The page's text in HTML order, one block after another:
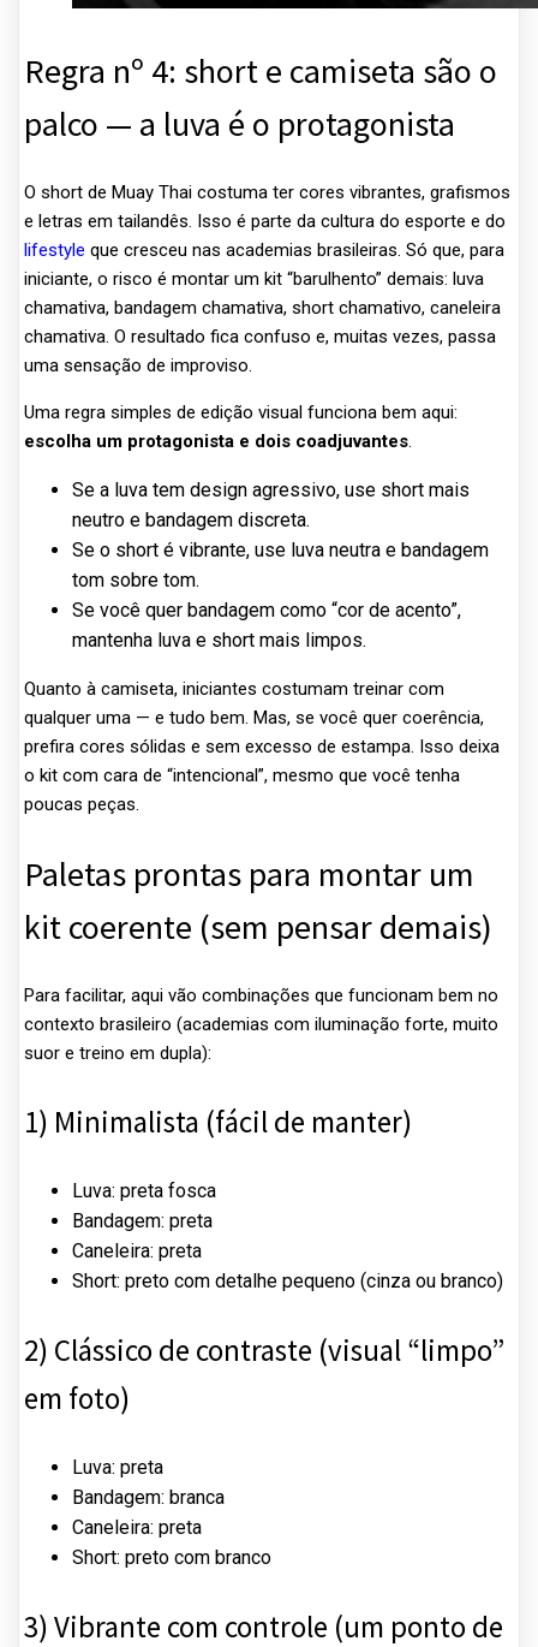
Regra nº 4: short e camiseta são o
palco — a luva é o protagonista
O short de Muay Thai costuma ter cores vibrantes, grafismos
e letras em tailandês. Isso é parte da cultura do esporte e do
lifestyle que cresceu nas academias brasileiras. Só que, para
iniciante, o risco é montar um kit “barulhento” demais: luva
chamativa, bandagem chamativa, short chamativo, caneleira
chamativa. O resultado fica confuso e, muitas vezes, passa
uma sensação de improviso.
Uma regra simples de edição visual funciona bem aqui:
escolha um protagonista e dois coadjuvantes.
Se a luva tem design agressivo, use short mais
neutro e bandagem discreta.
Se o short é vibrante, use luva neutra e bandagem
tom sobre tom.
Se você quer bandagem como “cor de acento”,
mantenha luva e short mais limpos.
Quanto à camiseta, iniciantes costumam treinar com
qualquer uma — e tudo bem. Mas, se você quer coerência,
prefira cores sólidas e sem excesso de estampa. Isso deixa
o kit com cara de “intencional”, mesmo que você tenha
poucas peças.
Paletas prontas para montar um
kit coerente (sem pensar demais)
Para facilitar, aqui vão combinações que funcionam bem no
contexto brasileiro (academias com iluminação forte, muito
suor e treino em dupla):
1) Minimalista (fácil de manter)
Luva: preta fosca
Bandagem: preta
Caneleira: preta
Short: preto com detalhe pequeno (cinza ou branco)
2) Clássico de contraste (visual “limpo”
em foto)
Luva: preta
Bandagem: branca
Caneleira: preta
Short: preto com branco
3) Vibrante com controle (um ponto de